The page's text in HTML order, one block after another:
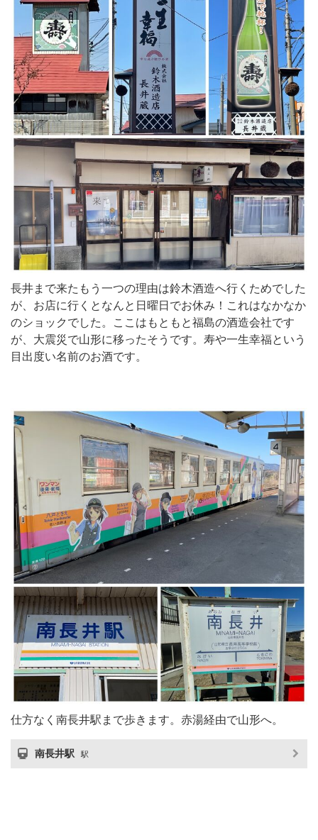
長井まで来たもう一つの理由は鈴木酒造へ行くためでした
が、お店に行くとなんと日曜日でお休み！これはなかなか
のショックでした。ここはもともと福島の酒造会社です
が、大震災で山形に移ったそうです。寿や一生幸福という
目出度い名前のお酒です。
仕方なく南長井駅まで歩きます。赤湯経由で山形へ。
南長井駅 駅